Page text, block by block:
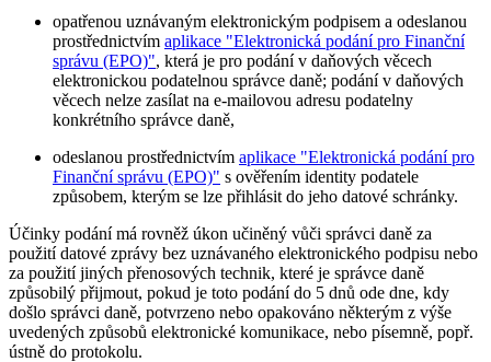
opatřenou uznávaným elektronickým podpisem a odeslanou
prostřednictvím aplikace "Elektronická podání pro Finanční
správu (EPO)", která je pro podání v daňových věcech
elektronickou podatelnou správce daně; podání v daňových
věcech nelze zasílat na e-mailovou adresu podatelny
konkrétního správce daně,
odeslanou prostřednictvím aplikace "Elektronická podání pro
Finanční správu (EPO)" s ověřením identity podatele
způsobem, kterým se lze přihlásit do jeho datové schránky.
Účinky podání má rovněž úkon učiněný vůči správci daně za
použití datové zprávy bez uznávaného elektronického podpisu nebo
za použití jiných přenosových technik, které je správce daně
způsobilý přijmout, pokud je toto podání do 5 dnů ode dne, kdy
došlo správci daně, potvrzeno nebo opakováno některým z výše
uvedených způsobů elektronické komunikace, nebo písemně, popř.
ústně do protokolu.